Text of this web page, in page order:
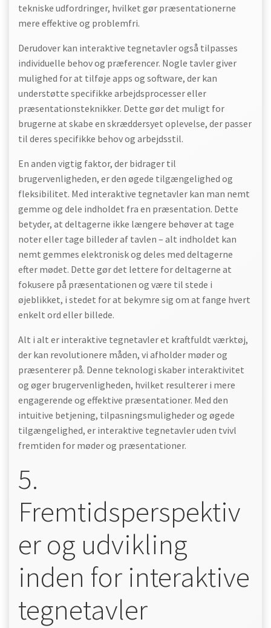
tekniske udfordringer, hvilket gør præsentationerne
mere effektive og problemfri.
Derudover kan interaktive tegnetavler også tilpasses
individuelle behov og præferencer. Nogle tavler giver
mulighed for at tilføje apps og software, der kan
understøtte specifikke arbejdsprocesser eller
præsentationsteknikker. Dette gør det muligt for
brugerne at skabe en skræddersyet oplevelse, der passer
til deres specifikke behov og arbejdsstil.
En anden vigtig faktor, der bidrager til
brugervenligheden, er den øgede tilgængelighed og
fleksibilitet. Med interaktive tegnetavler kan man nemt
gemme og dele indholdet fra en præsentation. Dette
betyder, at deltagerne ikke længere behøver at tage
noter eller tage billeder af tavlen – alt indholdet kan
nemt gemmes elektronisk og deles med deltagerne
efter mødet. Dette gør det lettere for deltagerne at
fokusere på præsentationen og være til stede i
øjeblikket, i stedet for at bekymre sig om at fange hvert
enkelt ord eller billede.
Alt i alt er interaktive tegnetavler et kraftfuldt værktøj,
der kan revolutionere måden, vi afholder møder og
præsenterer på. Denne teknologi skaber interaktivitet
og øger brugervenligheden, hvilket resulterer i mere
engagerende og effektive præsentationer. Med den
intuitive betjening, tilpasningsmuligheder og øgede
tilgængelighed, er interaktive tegnetavler uden tvivl
fremtiden for møder og præsentationer.
5.
Fremtidsperspektiv
er og udvikling
inden for interaktive
tegnetavler